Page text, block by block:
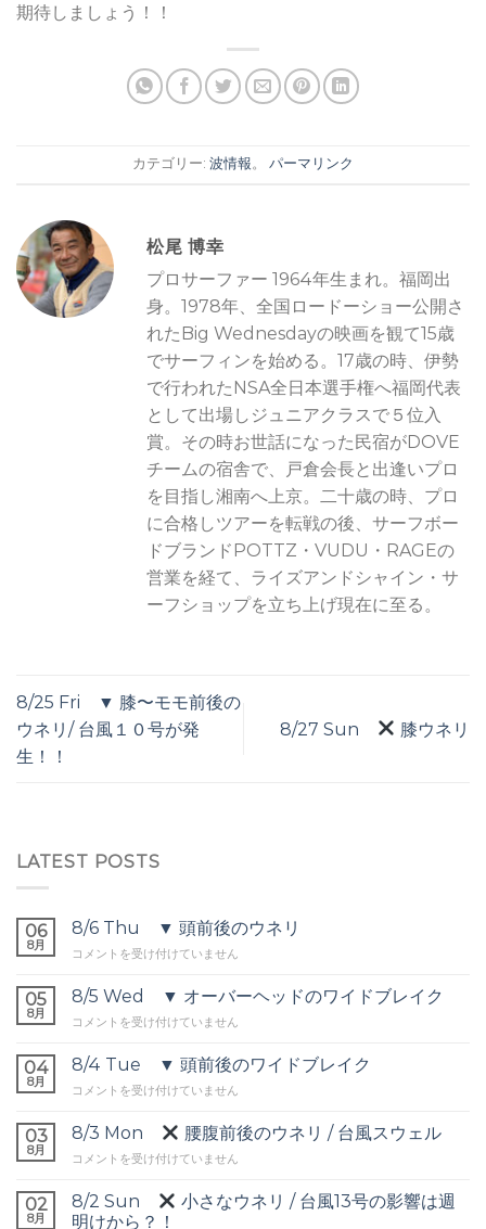
期待しましょう！！
カテゴリー: 波情報 。 パーマリンク
松尾 博幸
プロサーファー 1964年生まれ。福岡出
身。1978年、全国ロードーショー公開さ
れたBig Wednesdayの映画を観て15歳
でサーフィンを始める。17歳の時、伊勢
で行われたNSA全日本選手権へ福岡代表
として出場しジュニアクラスで５位入
賞。その時お世話になった民宿がDOVE
チームの宿舎で、戸倉会長と出逢いプロ
を目指し湘南へ上京。二十歳の時、プロ
に合格しツアーを転戦の後、サーフボー
ドブランドPOTTZ・VUDU・RAGEの
営業を経て、ライズアンドシャイン・サ
ーフショップを立ち上げ現在に至る。
8/25 Fri ▼ 膝〜モモ前後の
ウネリ/ 台風１０号が発
生！！
8/27 Sun 膝ウネリ
LATEST POSTS
06
8月
8/6 Thu ▼ 頭前後のウネリ
8/6
▼
前
の
ネ
は
コメントを受け付けていません
05
8月
8/5 Wed ▼ オーバーヘッドのワイドブレイク
8/5
▼
ー
ー
ッ
の
ワ
コメントを受け付けていません
04
8月
8/4 Tue ▼ 頭前後のワイドブレイク
8/4
▼
前
の
ワ
コメントを受け付けていません
03
8月
8/3 Mon 腰腹前後のウネリ / 台風スウェル
8/3
腰
コメントを受け付けていません
02
8月
8/2 Sun
小さなウネリ / 台風13号の影響は週
明けから？！